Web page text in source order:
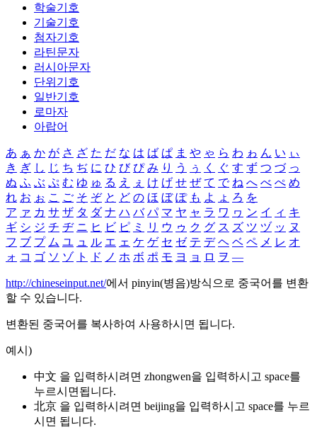
학술기호
기술기호
첨자기호
라틴문자
러시아문자
단위기호
일반기호
로마자
아랍어
あ ぁ か が さ ざ た だ な は ば ぱ ま や ゃ ら わ ゎ ん い ぃ
き ぎ し じ ち ぢ に ひ び ぴ み り う ぅ く ぐ す ず つ づ っ
ぬ ふ ぶ ぷ む ゆ ゅ る え ぇ け げ せ ぜ て で ね へ べ ぺ め
れ お ぉ こ ご そ ぞ と ど の ほ ぼ ぽ も よ ょ ろ を
ア ァ カ サ ザ タ ダ ナ ハ バ パ マ ヤ ャ ラ ワ ヮ ン イ ィ キ
ギ シ ジ チ ヂ ニ ヒ ビ ピ ミ リ ウ ゥ ク グ ス ズ ツ ヅ ッ ヌ
フ ブ プ ム ユ ュ ル エ ェ ケ ゲ セ ゼ テ デ ヘ ベ ペ メ レ オ
ォ コ ゴ ソ ゾ ト ド ノ ホ ボ ポ モ ヨ ョ ロ ヲ ―
http://chineseinput.net/에서 pinyin(병음)방식으로 중국어를 변환
할 수 있습니다.
변환된 중국어를 복사하여 사용하시면 됩니다.
예시)
中文 을 입력하시려면 zhongwen을 입력하시고 space를
누르시면됩니다.
北京 을 입력하시려면 beijing을 입력하시고 space를 누르
시면 됩니다.